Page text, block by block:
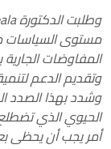
وطلبت الدكتورة
مستوى السياسات
المفاوضات
وتقديم الدعم
وشدد بهذا الصدد
الحيوي الذي
أمر يجب أن يحظى